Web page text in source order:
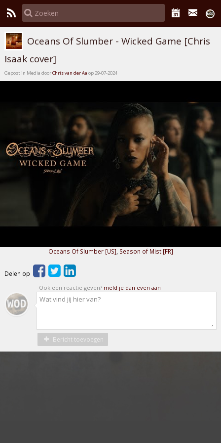
Oceans Of Slumber - Wicked Game [Chris
Isaak cover]
Gepost in Media doorChris van der Aa op 29-07-2024
Oceans Of Slumber [US] Season of Mist [FR]
Delen op
Ook een reactie geven? meld je dan even aan
Bericht toevoegen